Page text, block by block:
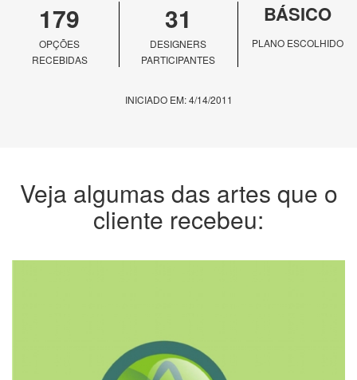
179
OPÇÕES
RECEBIDAS
31
DESIGNERS
PARTICIPANTES
BÁSICO
PLANO ESCOLHIDO
INICIADO EM: 4/14/2011
Veja algumas das artes que o
cliente recebeu: